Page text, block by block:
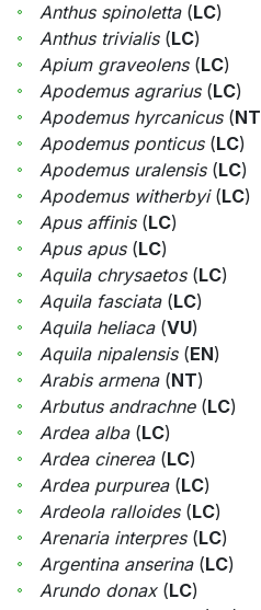
Anthus spinoletta(LC)
Anthus trivialis(LC)
Apium graveolens(LC)
Apodemus agrarius(LC)
Apodemus hyrcanicus(NT
Apodemus ponticus(LC)
Apodemus uralensis(LC)
Apodemus witherbyi(LC)
Apus affinis(LC)
Apus apus(LC)
Aquila chrysaetos(LC)
Aquila fasciata(LC)
Aquila heliaca(VU)
Aquila nipalensis(EN)
Arabis armena(NT)
Arbutus andrachne(LC)
Ardea alba(LC)
Ardea cinerea(LC)
Ardea purpurea(LC)
Ardeola ralloides(LC)
Arenaria interpres(LC)
Argentina anserina(LC)
Arundo donax(LC)